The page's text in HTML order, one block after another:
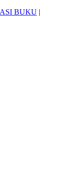
BUKU |